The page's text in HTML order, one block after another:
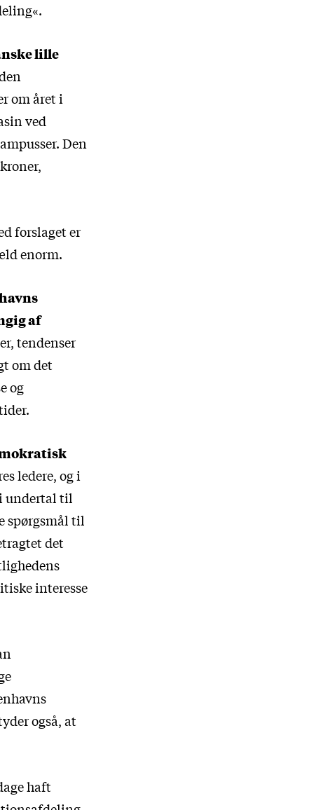
lille
om året i
ved
Den
forslaget er
enorm.
af
tendenser
om det
og
ledere, og i
undertal til
spørgsmål til
det
interesse
også, at
haft